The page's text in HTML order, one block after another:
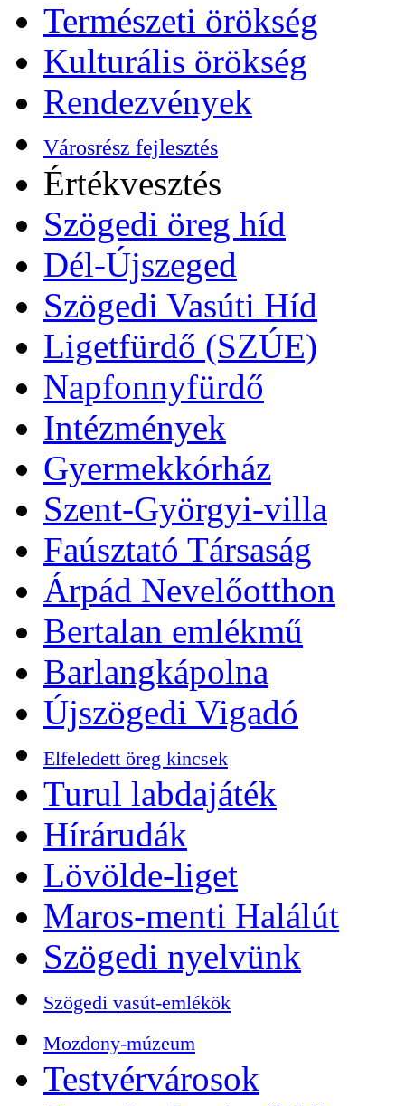
Természeti örökség
Kulturális örökség
Rendezvények
Városrész fejlesztés
Értékvesztés
Szögedi öreg híd
Dél-Újszeged
Szögedi Vasúti Híd
Ligetfürdő (SZÚE)
Napfonnyfürdő
Intézmények
Gyermekkórház
Szent-Györgyi-villa
Faúsztató Társaság
Árpád Nevelőotthon
Bertalan emlékmű
Barlangkápolna
Újszögedi Vigadó
Elfeledett öreg kincsek
Turul labdajáték
Hírárudák
Lövölde-liget
Maros-menti Halálút
Szögedi nyelvünk
Szögedi vasút-emlékök
Mozdony-múzeum
Testvérvárosok